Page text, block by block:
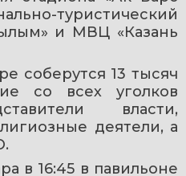
туристический
и МВЦ «Казань
соберутся 13 тысяч
со всех уголков
власти,
деятели, а
в 16:45 в павильоне